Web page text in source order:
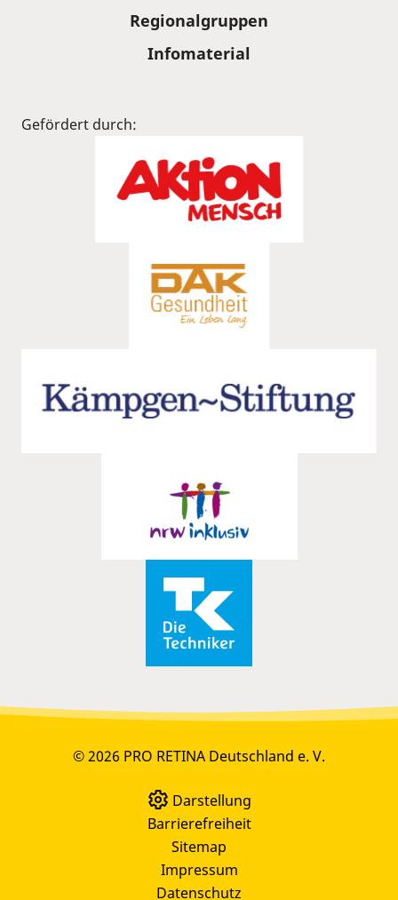
Regionalgruppen
Infomaterial
Gefördert durch:
© 2026 PRO RETINA Deutschland e. V.
Darstellung
Barrierefreiheit
Sitemap
Impressum
Datenschutz